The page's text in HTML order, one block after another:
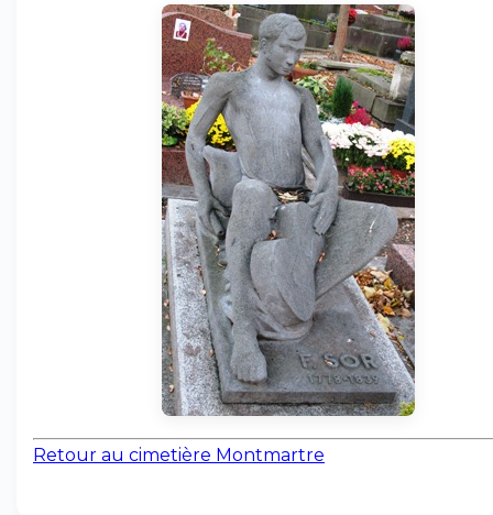
Retour au cimetière Montmartre